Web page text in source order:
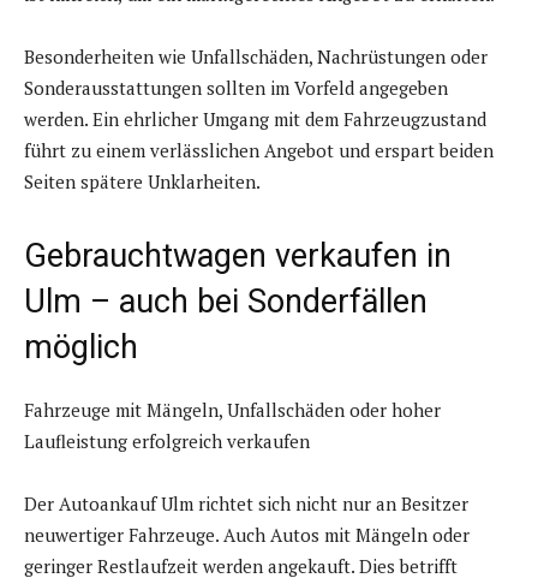
Besonderheiten wie Unfallschäden, Nachrüstungen oder
Sonderausstattungen sollten im Vorfeld angegeben
werden. Ein ehrlicher Umgang mit dem Fahrzeugzustand
führt zu einem verlässlichen Angebot und erspart beiden
Seiten spätere Unklarheiten.
Gebrauchtwagen verkaufen in
Ulm – auch bei Sonderfällen
möglich
Fahrzeuge mit Mängeln, Unfallschäden oder hoher
Laufleistung erfolgreich verkaufen
Der Autoankauf Ulm richtet sich nicht nur an Besitzer
neuwertiger Fahrzeuge. Auch Autos mit Mängeln oder
geringer Restlaufzeit werden angekauft. Dies betrifft